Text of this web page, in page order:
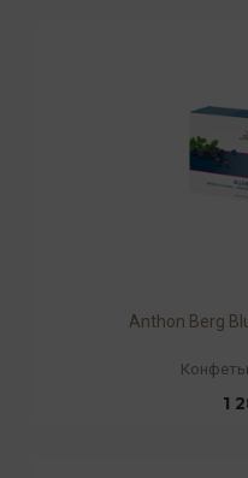
Anthon Berg
Конфеты
1